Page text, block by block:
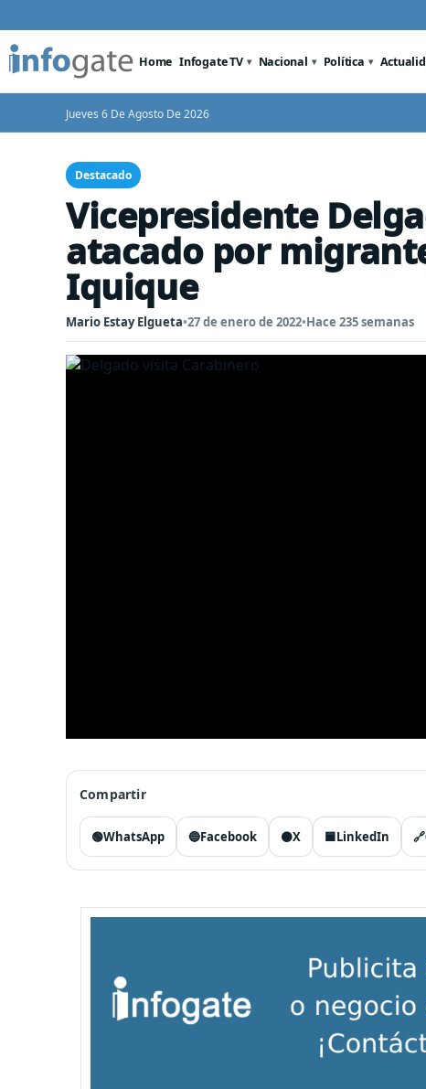
Home Infogate TV Nacional Política
Jueves 6 De Agosto De 2026
Destacado
Vicepresidente
atacado por
Iquique
Mario Estay Elgueta•27 de enero de 2022•Hace 235 semanas
Compartir
🟢WhatsApp 🔵Facebook ⚫X 🟦LinkedIn 🔗